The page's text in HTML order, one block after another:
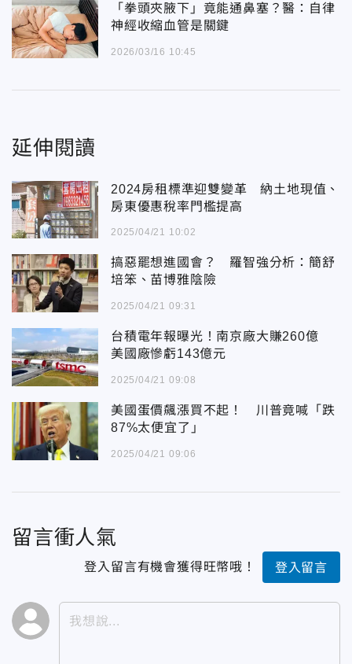
「拳頭夾腋下」竟能通鼻塞？醫：自律
神經收縮血管是關鍵
2026/03/16 10:45
延伸閱讀
2024房租標準迎雙變革 納土地現值、
房東優惠稅率門檻提高
2025/04/21 10:02
搞惡罷想進國會？ 羅智強分析：簡舒
培笨、苗博雅陰險
2025/04/21 09:31
台積電年報曝光！南京廠大賺260億
美國廠慘虧143億元
2025/04/21 09:08
美國蛋價飆漲買不起！ 川普竟喊「跌
87%太便宜了」
2025/04/21 09:06
留言衝人氣
登入留言有機會獲得旺幣哦！ 登入留言